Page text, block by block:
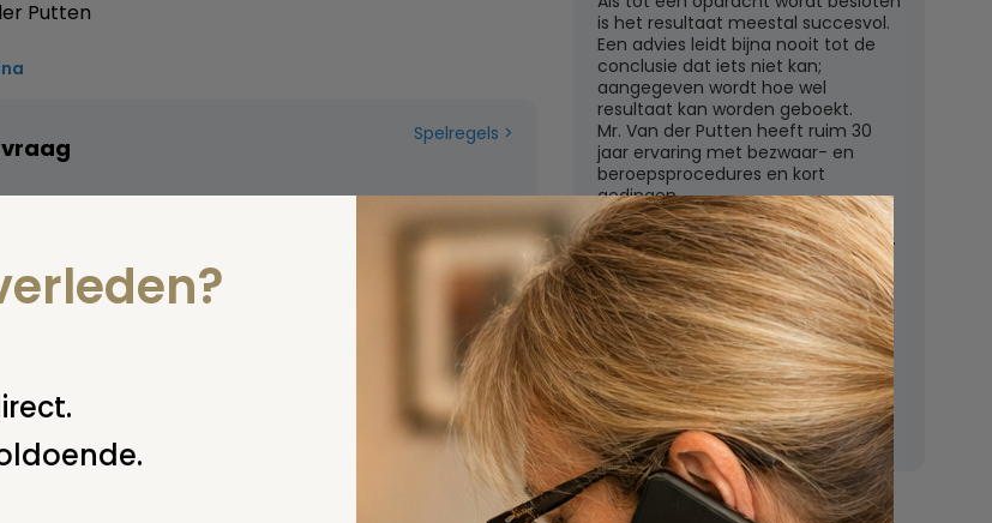
Putten
Spelregels
is het resultaat meestal succesvol.
Een advies leidt bijna nooit tot de
conclusie dat iets niet kan;
aangegeven wordt hoe wel
resultaat kan worden geboekt.
Mr. Van der Putten heeft ruim 30
jaar ervaring met bezwaar- en
beroepsprocedures en kort
gedingen.
Juridisch adviesbureau mr. W.G.H.M.
van der Putten c.s.
Zutphensestraatweg 7
6881 WN Velp (Gld)
E-mail:
mr.vanderputten@gmail.com